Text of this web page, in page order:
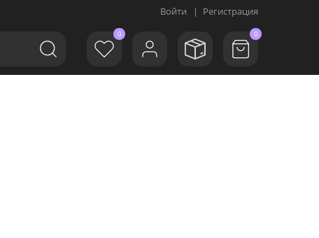
Войти | Регистрация
0 0